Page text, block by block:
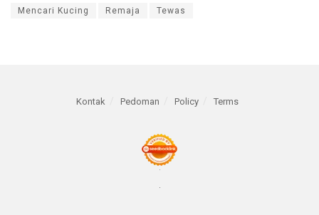
Mencari Kucing Remaja Tewas
Kontak Pedoman Policy Terms